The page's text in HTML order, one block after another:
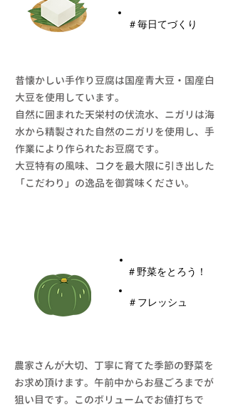
​＃毎日てづくり
昔懐かしい手作り豆腐は国産青大豆・国産白
大豆を使用しています。
自然に囲まれた天栄村の伏流水、ニガリは海
水から精製された自然のニガリを使用し、手
作業により作られたお豆腐です。
大豆特有の風味、コクを最大限に引き出した
「こだわり」の逸品を御賞味ください。
​＃野菜をとろう！
​＃フレッシュ
農家さんが大切、丁寧に育てた季節の野菜を
お求め頂けます。午前中からお昼ごろまでが
狙い目です。このボリュームでお値打ちで